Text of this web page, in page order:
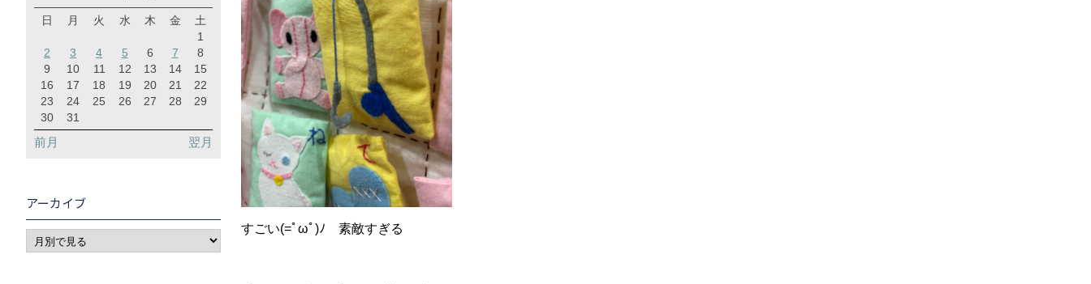
すごい(=ﾟωﾟ)ﾉ 素敵すぎる
日 月 火 水 木 金
土
1
2
3 4 5 6 7
8
9
10 11 12 13 14
15
16
17 18 19 20 21
22
23
24 25 26 27 28
29
30
31
前月 翌月
アーカイブ